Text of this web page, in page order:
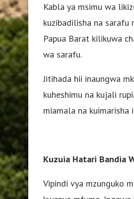
Kabla ya msimu wa
kuzibadilisha na sarafu
Papua Barat kilikuwa
wa sarafu.
Jitihada hii inaungwa
kuheshimu na kujali
miamala na kuimarisha
Kuzuia Hatari Bandia
Vipindi vya mzunguko